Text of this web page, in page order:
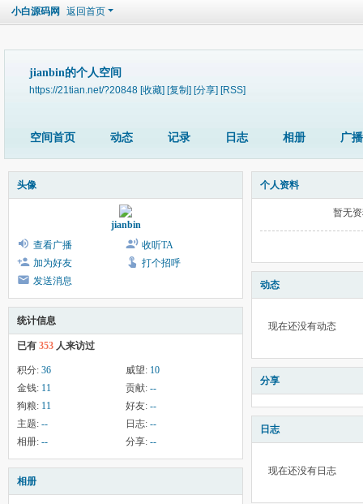
小白源码网 返回首页
jianbin的个人空间
https://21tian.net/?20848 [收藏] [复制] [分享] [RSS]
空间首页 动态 记录 日志 相册 广播
头像
jianbin
查看广播
收听TA
加为好友
打个招呼
发送消息
统计信息
已有 353 人来访过
积分: 36 威望: 10
金钱: 11 贡献: --
狗粮: 11 好友: --
主题: -- 日志: --
相册: -- 分享: --
相册
个人资料
暂无
动态
现在还没有动态
分享
日志
现在还没有日志